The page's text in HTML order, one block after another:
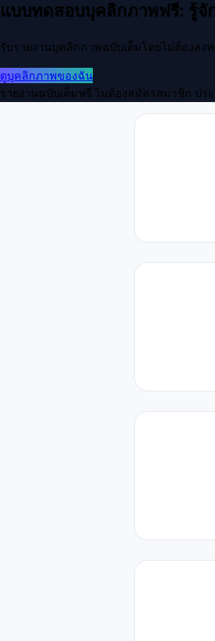
แบบทดสอบบุคลิกภาพฟรี: รู้
รับรายงานบุคลิกภาพฉบับเต็มโดยไม่ต้องล
ดูบุคลิกภาพของฉัน
รายงานฉบับเต็มฟรีไม่ต้องสมัครสมาชิก ปร